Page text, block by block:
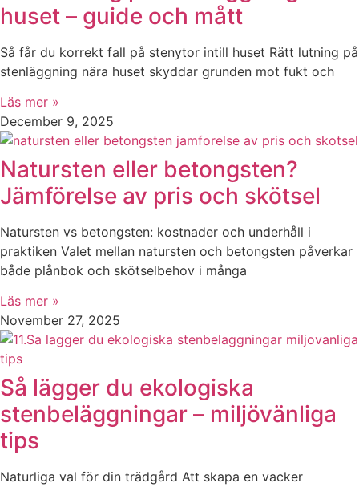
huset – guide och mått
Så får du korrekt fall på stenytor intill huset Rätt lutning på
stenläggning nära huset skyddar grunden mot fukt och
Läs mer »
December 9, 2025
Natursten eller betongsten?
Jämförelse av pris och skötsel
Natursten vs betongsten: kostnader och underhåll i
praktiken Valet mellan natursten och betongsten påverkar
både plånbok och skötselbehov i många
Läs mer »
November 27, 2025
Så lägger du ekologiska
stenbeläggningar – miljövänliga
tips
Naturliga val för din trädgård Att skapa en vacker